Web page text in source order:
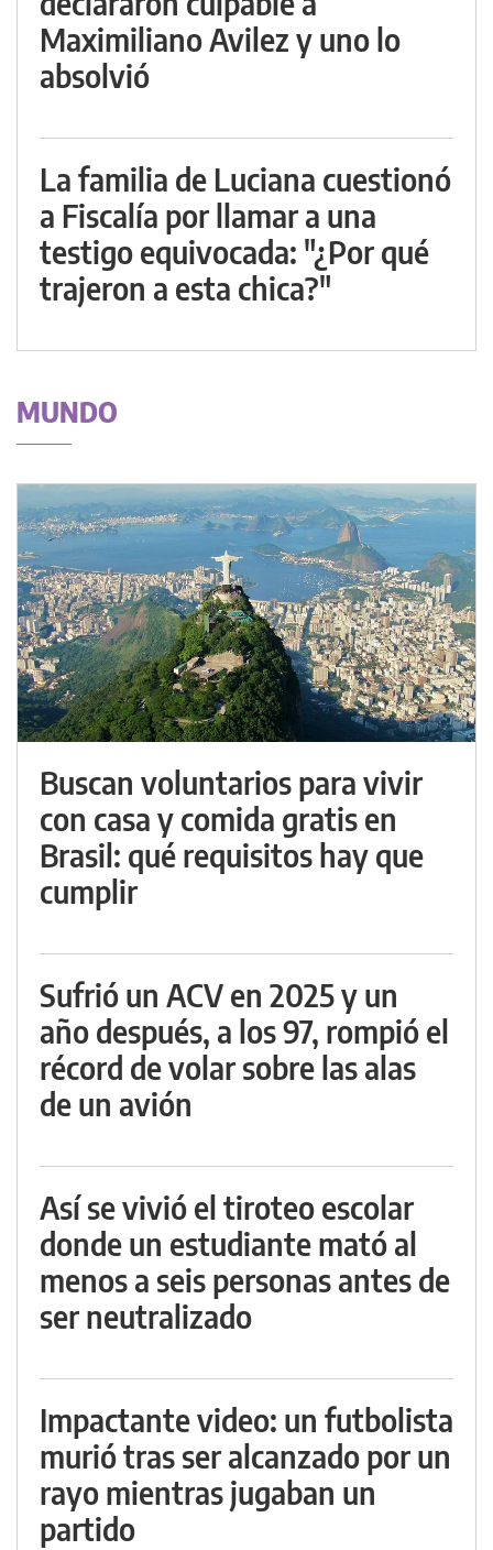
Maximiliano Avilez y uno lo
absolvió
La familia de Luciana cuestionó
a Fiscalía por llamar a una
testigo equivocada: "¿Por qué
trajeron a esta chica?"
MUNDO
Buscan voluntarios para vivir
con casa y comida gratis en
Brasil: qué requisitos hay que
cumplir
Sufrió un ACV en 2025 y un
año después, a los 97, rompió el
récord de volar sobre las alas
de un avión
Así se vivió el tiroteo escolar
donde un estudiante mató al
menos a seis personas antes de
ser neutralizado
Impactante video: un futbolista
murió tras ser alcanzado por un
rayo mientras jugaban un
partido